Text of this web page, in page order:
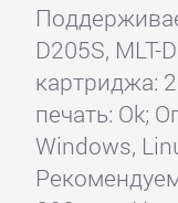
D205S, MLT-
картриджа:
печать: Ok;
Windows,